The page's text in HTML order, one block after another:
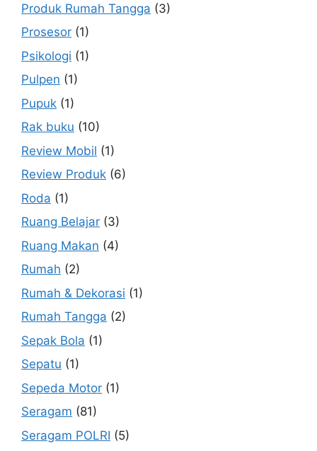
Produk Rumah Tangga (3)
Prosesor (1)
Psikologi (1)
Pulpen (1)
Pupuk (1)
Rak buku (10)
Review Mobil (1)
Review Produk (6)
Roda (1)
Ruang Belajar (3)
Ruang Makan (4)
Rumah (2)
Rumah & Dekorasi (1)
Rumah Tangga (2)
Sepak Bola (1)
Sepatu (1)
Sepeda Motor (1)
Seragam (81)
Seragam POLRI (5)